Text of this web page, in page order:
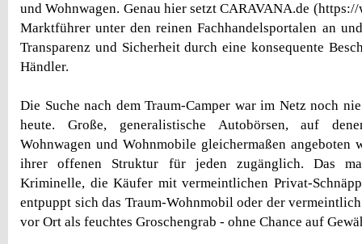
und Wohnwagen. Genau hier setzt CARAVANA.de
Marktführer unter den reinen Fachhandelsportalen an
Transparenz und Sicherheit durch eine konsequente
Händler.
Die Suche nach dem Traum-Camper war im Netz noch
heute. Große, generalistische Autobörsen, auf
Wohnwagen und Wohnmobile gleichermaßen angeboten
ihrer offenen Struktur für jeden zugänglich. Das
Kriminelle, die Käufer mit vermeintlichen Privat-
entpuppt sich das Traum-Wohnmobil oder der
vor Ort als feuchtes Groschengrab - ohne Chance auf